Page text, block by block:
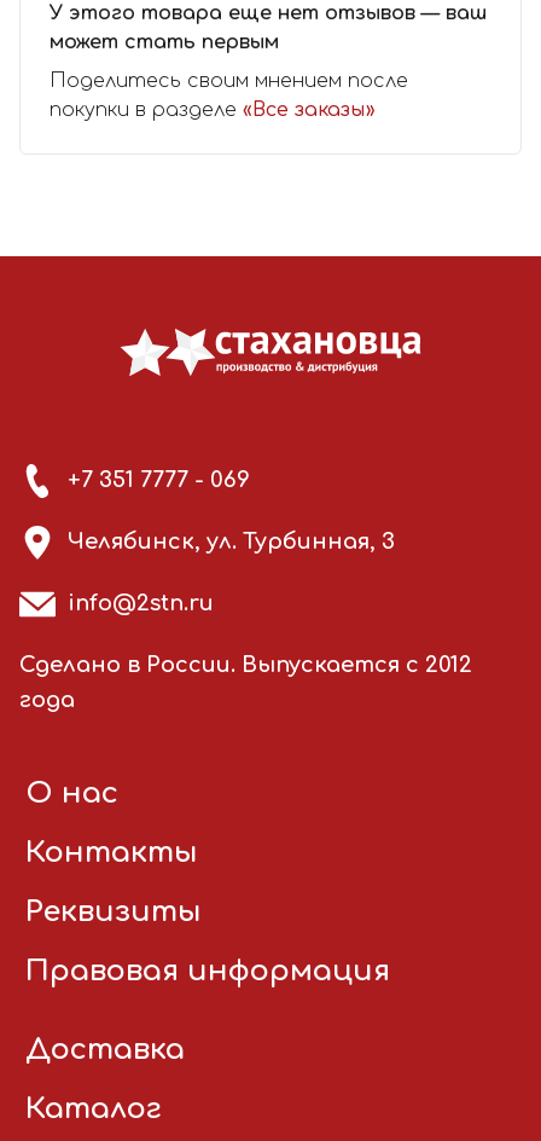
У этого товара еще нет отзывов — ваш
может стать первым
Поделитесь своим мнением после
покупки в разделе «Все заказы»
+7 351 7777 - 069
Челябинск, ул. Турбинная, 3
info@2stn.ru
Сделано в России. Выпускается с 2012
года
О нас
Контакты
Реквизиты
Правовая информация
Доставка
Каталог